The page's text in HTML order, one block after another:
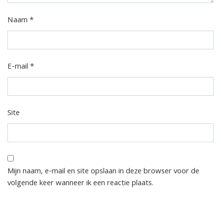
Naam*
E-mail*
Site
Mijn naam, e-mail en site opslaan in deze browser voor de
volgende keer wanneer ik een reactie plaats.